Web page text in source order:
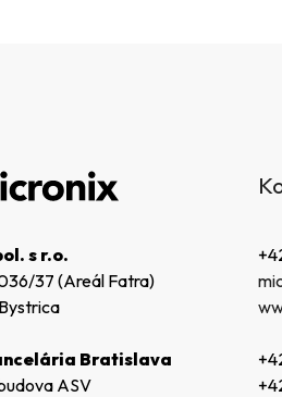
s r.o.
37 (Areál Fatra)
Bratislava
ASV